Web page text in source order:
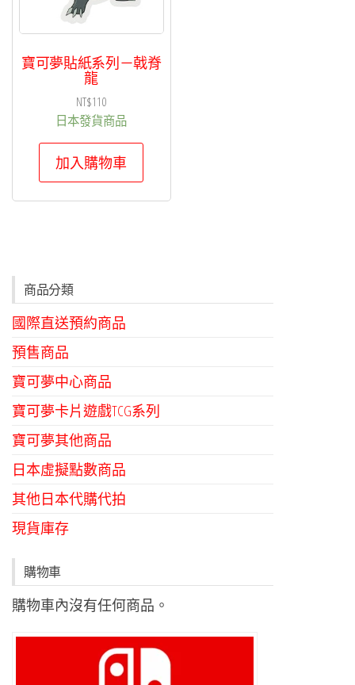
寶可夢貼紙系列－戟脊
龍
NT$110
日本發貨商品
加入購物車
商品分類
國際直送預約商品
預售商品
寶可夢中心商品
寶可夢卡片遊戲TCG系列
寶可夢其他商品
日本虛擬點數商品
其他日本代購代拍
現貨庫存
購物車
購物車內沒有任何商品。